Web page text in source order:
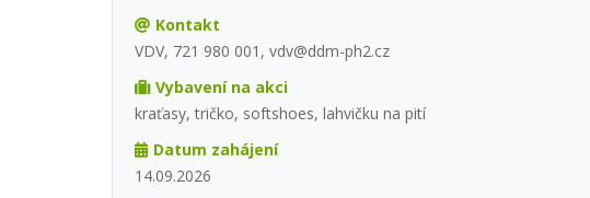
Kontakt
VDV, 721 980 001, vdv@ddm-ph2.cz
Vybavení na akci
kraťasy, tričko, softshoes, lahvičku na pití
Datum zahájení
14.09.2026